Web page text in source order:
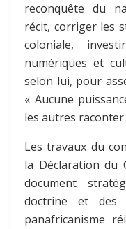
reconquête du
récit, corriger les
coloniale,
numériques et
selon lui, pour
« Aucune
les autres
Les travaux du
la Déclaration du
document
doctrine et des
panafricanisme